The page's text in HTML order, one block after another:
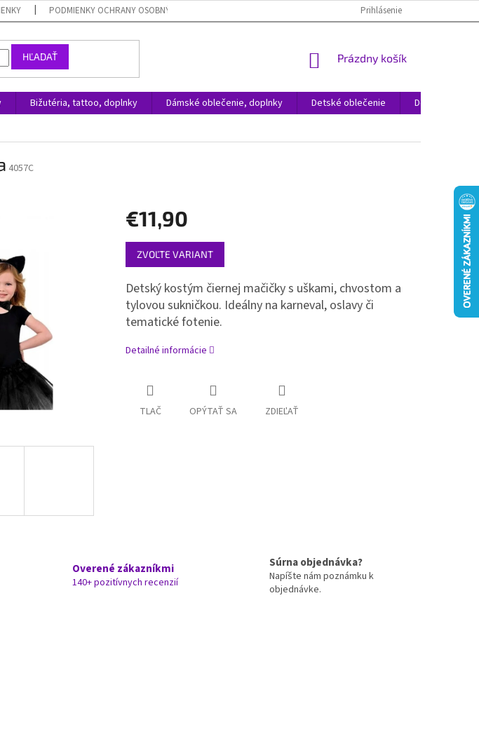
PODMIENKY OCHRANY OSOBNÝCH ÚDAJOV VRÁTENIE TOVARU
Prihlásenie
HĽADAŤ
NÁKUPNÝ
Prázdny košík
Bižutéria, tattoo, doplnky Dámské oblečenie, doplnky Detské oblečenie
Domácnosť
4057C
€11,90
Jednotková
cena:
ZVOĽTE VARIANT
Detský kostým čiernej mačičky s uškami, chvostom a
tylovou sukničkou. Ideálny na karneval, oslavy či
tematické fotenie.
Detailné informácie
TLAČ OPÝTAŤ SA ZDIEĽAŤ
Overené zákazníkmi
140+ pozitívnych recenzií
Súrna objednávka?
Napíšte nám poznámku k
objednávke.